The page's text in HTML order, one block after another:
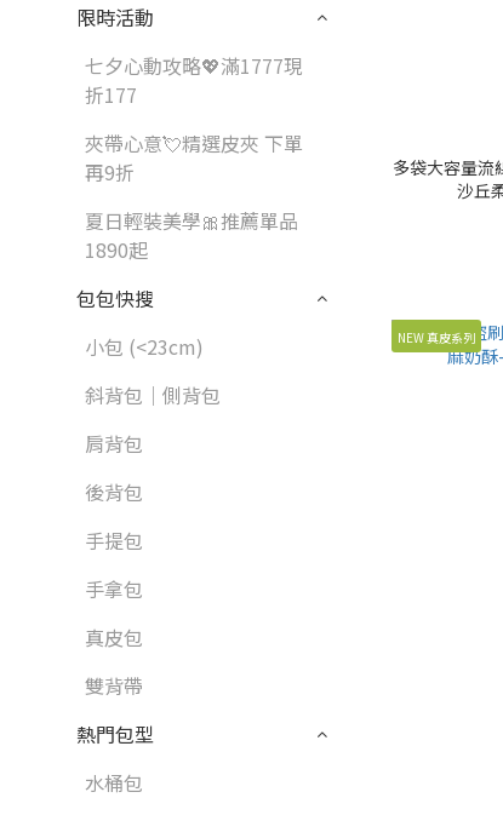
限時活動
七夕心動攻略💖滿1777現
折177
夾帶心意💘精選皮夾 下單
再9折
夏日輕裝美學🎀推薦單品
1890起
包包快搜
小包 (<23cm)
斜背包｜側背包
肩背包
後背包
手提包
手拿包
真皮包
雙背帶
熱門包型
水桶包
多袋大容量流
沙丘
NEW 真皮系列